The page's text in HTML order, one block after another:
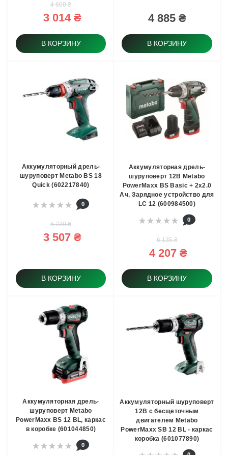
4 600 ₴
3 014 ₴
В КОРЗИНУ
4 885 ₴
В КОРЗИНУ
Аккумуляторный дрель-
шуруповерт Metabo BS 18
Quick (602217840)
0
5 239 ₴
3 507 ₴
В КОРЗИНУ
Аккумуляторная дрель-
шуруповерт 12В Metabo
PowerMaxx BS Basic + 2x2.0
Ач, Зарядное устройство для
LC 12 (600984500)
0
6 135 ₴
4 207 ₴
В КОРЗИНУ
Аккумуляторная дрель-
шуруповерт Metabo
PowerMaxx BS 12 BL, каркас
в коробке (601044850)
0
Аккумуляторный шуруповерт
12В с бесщеточным
двигателем Metabo
PowerMaxx SB 12 BL - каркас
коробка (601077890)